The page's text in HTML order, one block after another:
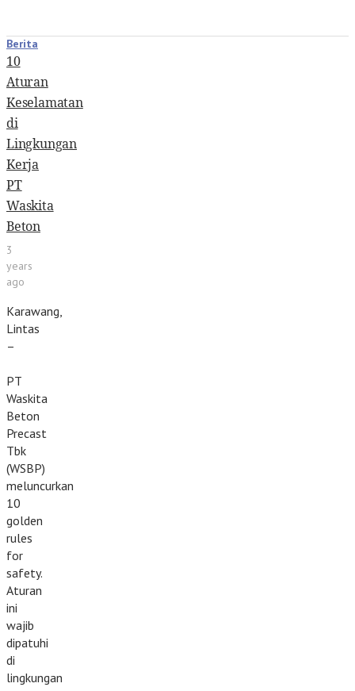
Berita
10
Aturan
Keselamatan
di
Lingkungan
Kerja
PT
Waskita
Beton
3
years
ago
Karawang,
Lintas
–
PT
Waskita
Beton
Precast
Tbk
(WSBP)
meluncurkan
10
golden
rules
for
safety.
Aturan
ini
wajib
dipatuhi
di
lingkungan